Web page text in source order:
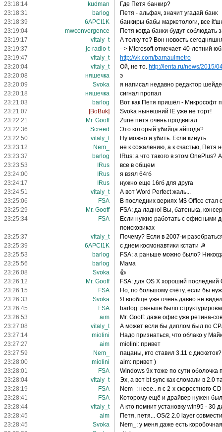
23:18:14
kudman
Где Петя банкир?
23:18:31
barlog
Петя - альфач, значит угадай банк
23:18:39
6APCI1K
банкиры бабы маркетологи, все
23:19:04
mwconvergence
Петя когда банки будут соблюдать
23:19:17
vitaly_t
А толку то? Вон новость
23:19:37
jc-radio-t
--> Microsoft отмечает 40-летний
23:19:47
vitaly_t
http://vk.com/barnaulmetro
23:20:04
vitaly_t Ой, не то. http://lenta.ru/news/2015/
23:20:08
няшечка
э
23:20:09
Svoka
я написал недавно редактор
23:20:18
няшечка
сигнал пропал
23:21:03
barlog
Вот как Петя пришёл - Микрософт
23:21:07
[BoBuk]
Svoka нынешний IE уже не торт!
23:22:21
Mr. Gooff
Zune петя очень продвигал
23:22:36
Screed
Это который убийца айпода?
23:22:50
vitaly_t
Ну можно и убить. Если кинуть.
23:23:12
Nem_
не к сожалению, а к счастью, Петя
23:23:37
barlog
IRus: а что такого в этом
23:23:53
IRus
все в общем
23:24:00
IRus
я взял 64гб
23:24:17
IRus
нужно еще 16гб для друга
23:24:51
vitaly_t
А вот Word Perfect жаль...
23:25:06
FSA
В последних вериях М$ Office стал
23:25:29
Mr. Gooff
FSA: да ладно! Вы, батенька,
23:25:34
FSA
Если нужно работать с офисными
поисковиках
23:25:37
vitaly_t
Почему? Если в 2007-м
23:25:39
6APCI1K
с днем космонавтики кстати ☭
23:25:53
barlog
FSA: а раньше можно было?
23:25:56
barlog
Мама
23:26:08
Svoka
👍
23:26:12
Mr. Gooff
FSA: для OS X хороший последний
23:26:15
FSA
Но, по большому счёту, если бы
23:26:33
Svoka
Я вообще уже очень давно не
23:26:45
FSA
barlog: раньше было
23:26:53
aim
Mr. Gooff: даже офис уже ретина-
23:27:08
vitaly_t
А может если бы диплом был по
23:27:14
miolini
Надо признаться, что облако у
23:27:27
aim
miolini: привет
23:27:59
Nem_
пацаны, кто ставил 3.11 с дискеток?
23:28:00
miolini
aim: привет )
23:28:01
FSA
Windows 9x тоже по сути оболочка
23:28:04
vitaly_t
Эх, а вот bt sync как сломали в 2.0
23:28:19
FSA
Nem_: неее.. я с 2-х скоростного
23:28:41
FSA
Которому ещё и драйвер нужен
23:28:44
vitaly_t
А кто помнит установку win95 - 30
23:28:45
aim
Петя, петя... OS/2 2.0 layer
23:28:45
Svoka
Nem_: у меня даже есть